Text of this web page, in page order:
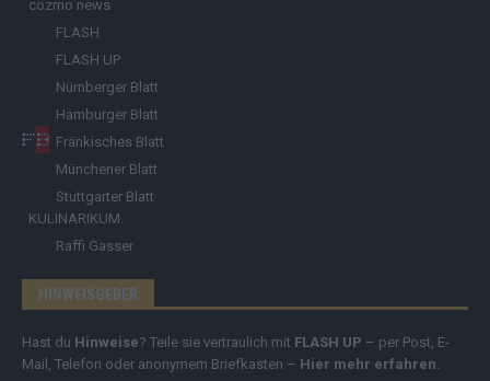
cozmo news
FLASH
FLASH UP
Nürnberger Blatt
Hamburger Blatt
Fränkisches Blatt
Münchener Blatt
Stuttgarter Blatt
KULINARIKUM.
Raffi Gasser
HINWEISGEBER
Hast du Hinweise? Teile sie vertraulich mit FLASH UP – per Post, E-
Mail, Telefon oder anonymem Briefkasten – Hier mehr erfahren.